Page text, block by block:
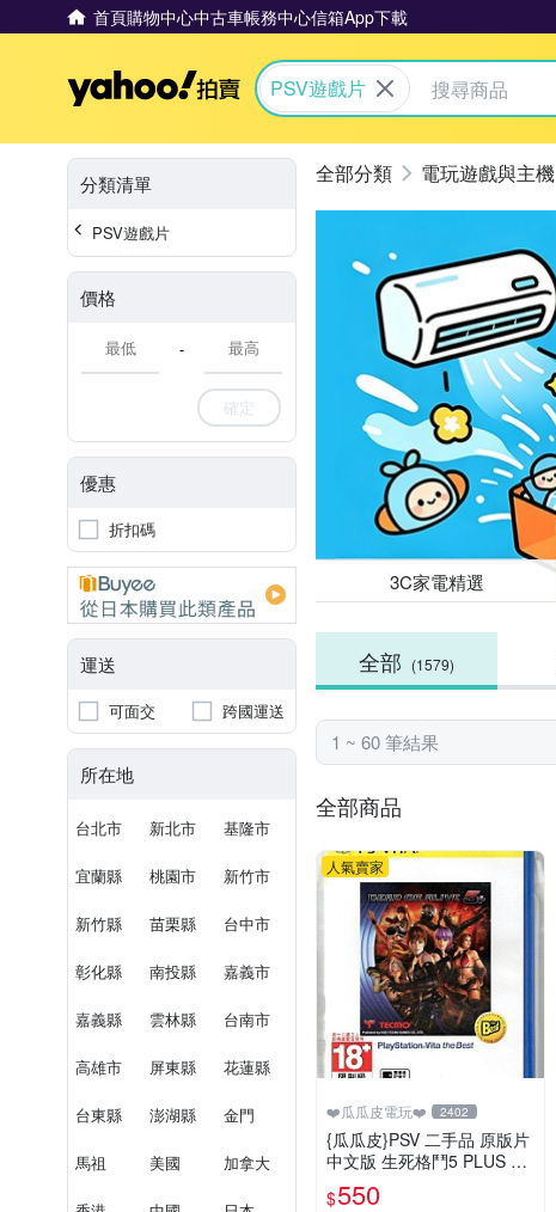
首頁購物中心中古車帳務中心信箱App下載
Yahoo拍賣
PSV遊戲片
分類清單
PSV遊戲片
價格
-
確定
優惠
折扣碼
運送
可面交 跨國運送
所在地
台北市 新北市 基隆市
宜蘭縣 桃園市 新竹市
新竹縣 苗栗縣 台中市
彰化縣 南投縣 嘉義市
嘉義縣 雲林縣 台南市
高雄市 屏東縣 花蓮縣
台東縣 澎湖縣 金門
馬祖 美國 加拿大
電玩遊戲與主機
3C家電精選
全部 (1579)
1 ~ 60 筆結果
全部商品
人氣賣家
❤️瓜瓜皮電玩❤️ 2402
{瓜瓜皮}PSV 二手品 原版片
中文版 生死格鬥5 PLUS De
ad or Alive 5(遊戲都有回收)
$550